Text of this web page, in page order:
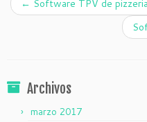
← Software TPV de pizzeria
Archivos
marzo 2017